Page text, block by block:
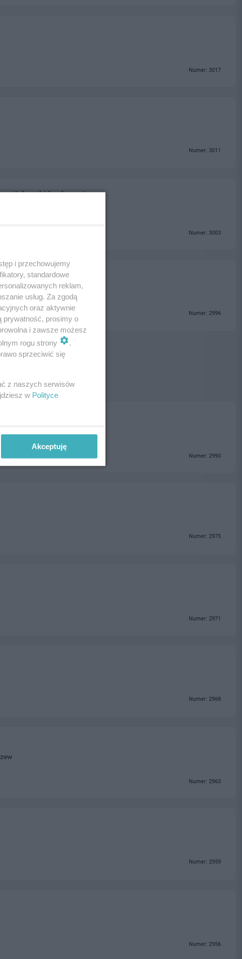
Numer: 3017
Numer: 3011
kostki brukowej
Numer: 3003
Numer: 2996
Numer: 2990
Numer: 2975
Numer: 2971
Numer: 2968
Numer: 2963
Numer: 2959
Numer: 2956
i przechowujemy
standardowe
reklam,
usług. Za zgodą
oraz aktywnie
prywatność, prosimy o
i zawsze możesz
rogu strony
.
sprzeciwić się
z naszych serwisów
w Polityce
Akceptuję